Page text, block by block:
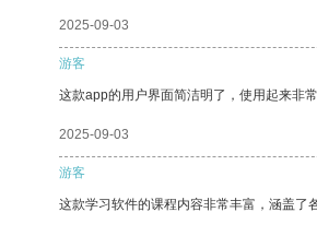
2025-09-03
游客
这款app的用户界面简洁明了，使用起来非
2025-09-03
游客
这款学习软件的课程内容非常丰富，涵盖了